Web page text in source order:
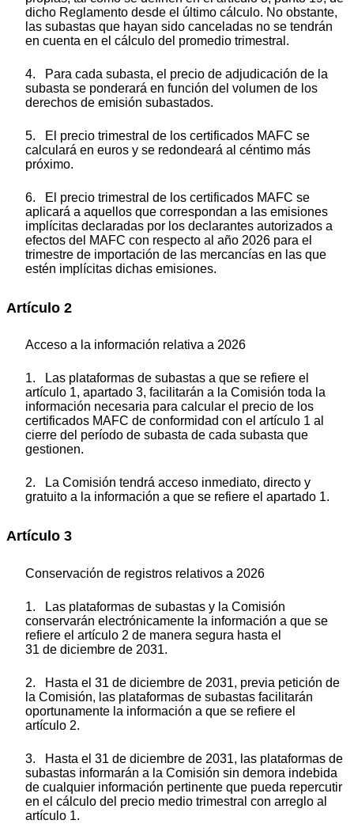
dicho Reglamento desde el último cálculo. No obstante,
las subastas que hayan sido canceladas no se tendrán
en cuenta en el cálculo del promedio trimestral.
4. Para cada subasta, el precio de adjudicación de la
subasta se ponderará en función del volumen de los
derechos de emisión subastados.
5. El precio trimestral de los certificados MAFC se
calculará en euros y se redondeará al céntimo más
próximo.
6. El precio trimestral de los certificados MAFC se
aplicará a aquellos que correspondan a las emisiones
implícitas declaradas por los declarantes autorizados a
efectos del MAFC con respecto al año 2026 para el
trimestre de importación de las mercancías en las que
estén implícitas dichas emisiones.
Artículo 2
Acceso a la información relativa a 2026
1. Las plataformas de subastas a que se refiere el
artículo 1, apartado 3, facilitarán a la Comisión toda la
información necesaria para calcular el precio de los
certificados MAFC de conformidad con el artículo 1 al
cierre del período de subasta de cada subasta que
gestionen.
2. La Comisión tendrá acceso inmediato, directo y
gratuito a la información a que se refiere el apartado 1.
Artículo 3
Conservación de registros relativos a 2026
1. Las plataformas de subastas y la Comisión
conservarán electrónicamente la información a que se
refiere el artículo 2 de manera segura hasta el
31 de diciembre de 2031.
2. Hasta el 31 de diciembre de 2031, previa petición de
la Comisión, las plataformas de subastas facilitarán
oportunamente la información a que se refiere el
artículo 2.
3. Hasta el 31 de diciembre de 2031, las plataformas de
subastas informarán a la Comisión sin demora indebida
de cualquier información pertinente que pueda repercutir
en el cálculo del precio medio trimestral con arreglo al
artículo 1.